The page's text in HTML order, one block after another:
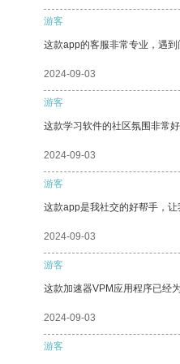
游客
这款app的客服非常专业，遇
2024-09-03
游客
这款学习软件的社区氛围非常
2024-09-03
游客
这款app是我社交的好帮手，让
2024-09-03
游客
这款加速器VPM应用程序已经
2024-09-03
游客